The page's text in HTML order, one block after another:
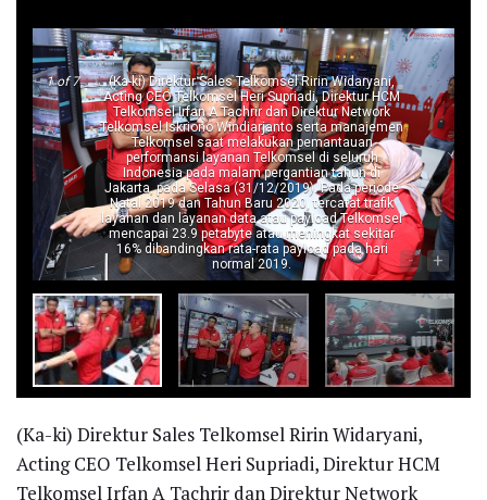
1of 7
(Ka-ki) Direktur Sales Telkomsel Ririn Widaryani,
Acting CEO Telkomsel Heri Supriadi, Direktur HCM
Telkomsel Irfan A Tachrir dan Direktur Network
Telkomsel Iskriono Windiarjanto serta manajemen
Telkomsel saat melakukan pemantauan
performansi layanan Telkomsel di seluruh
Indonesia pada malam pergantian tahun di
Jakarta, pada Selasa (31/12/2019). Pada periode
Natal 2019 dan Tahun Baru 2020, tercatat trafik
layanan dan layanan data atau payload Telkomsel
mencapai 23.9 petabyte atau meningkat sekitar
16% dibandingkan rata-rata payload pada hari
normal 2019.
- +
(Ka-ki) Direktur Sales Telkomsel Ririn Widaryani,
Acting CEO Telkomsel Heri Supriadi, Direktur HCM
Telkomsel Irfan A Tachrir dan Direktur Network